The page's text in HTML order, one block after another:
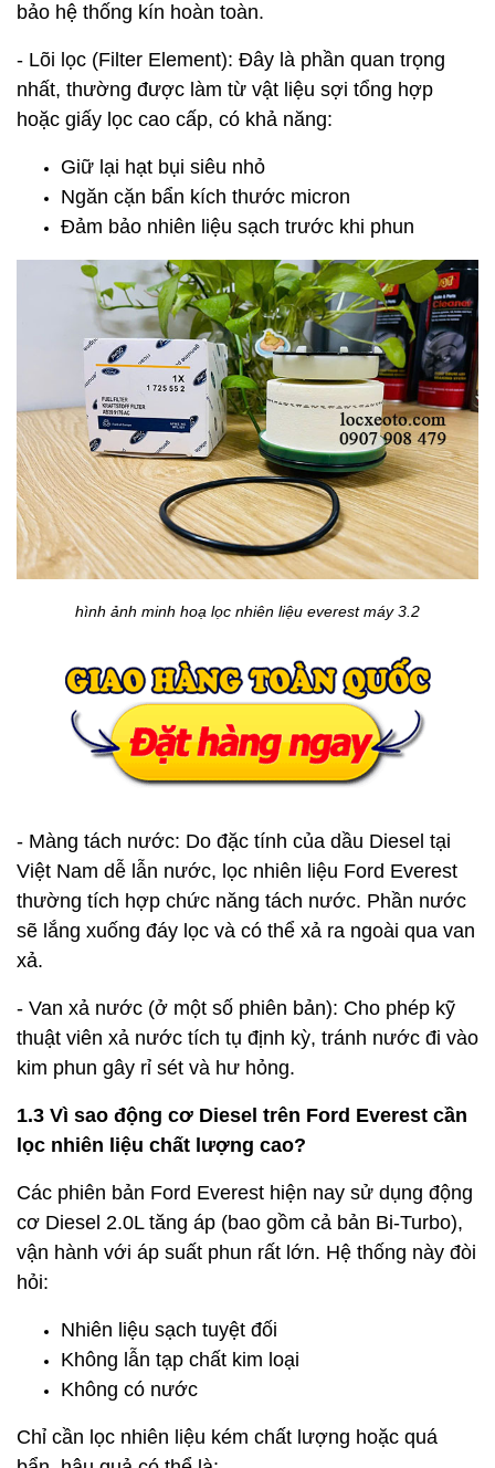
bảo hệ thống kín hoàn toàn.
- Lõi lọc (Filter Element): Đây là phần quan trọng
nhất, thường được làm từ vật liệu sợi tổng hợp
hoặc giấy lọc cao cấp, có khả năng:
Giữ lại hạt bụi siêu nhỏ
Ngăn cặn bẩn kích thước micron
Đảm bảo nhiên liệu sạch trước khi phun
hình ảnh minh hoạ lọc nhiên liệu everest máy 3.2
- Màng tách nước: Do đặc tính của dầu Diesel tại
Việt Nam dễ lẫn nước, lọc nhiên liệu Ford Everest
thường tích hợp chức năng tách nước. Phần nước
sẽ lắng xuống đáy lọc và có thể xả ra ngoài qua van
xả.
- Van xả nước (ở một số phiên bản): Cho phép kỹ
thuật viên xả nước tích tụ định kỳ, tránh nước đi vào
kim phun gây rỉ sét và hư hỏng.
1.3 Vì sao động cơ Diesel trên Ford Everest cần
lọc nhiên liệu chất lượng cao?
Các phiên bản Ford Everest hiện nay sử dụng động
cơ Diesel 2.0L tăng áp (bao gồm cả bản Bi-Turbo),
vận hành với áp suất phun rất lớn. Hệ thống này đòi
hỏi:
Nhiên liệu sạch tuyệt đối
Không lẫn tạp chất kim loại
Không có nước
Chỉ cần lọc nhiên liệu kém chất lượng hoặc quá